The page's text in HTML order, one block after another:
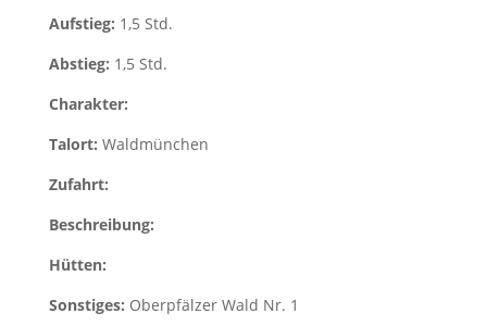
Aufstieg: 1,5 Std.
Abstieg: 1,5 Std.
Charakter:
Talort: Waldmünchen
Zufahrt:
Beschreibung:
Hütten:
Sonstiges: Oberpfälzer Wald Nr. 1